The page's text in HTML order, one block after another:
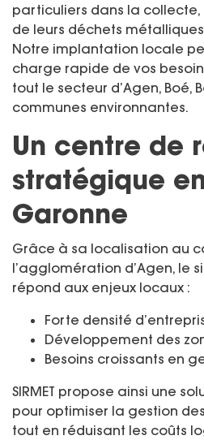
particuliers dans la
de leurs déchets
Notre implantation locale
charge rapide de vos
tout le secteur d’Agen, Boé,
communes environnantes.
Un centre de
stratégique
Garonne
Grâce à sa localisation au
l’agglomération d’Agen, le
répond aux enjeux locaux :
Forte densité
Développement des
Besoins croissants en
SIRMET propose ainsi une
pour optimiser la gestion
tout en réduisant les coûts